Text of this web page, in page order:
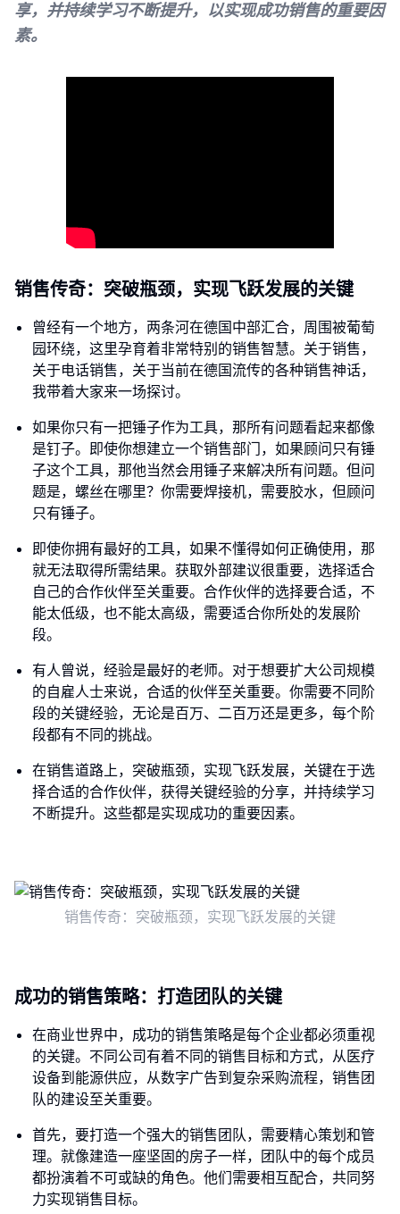
享，并持续学习不断提升，以实现成功销售的重要因
素。
销售传奇：突破瓶颈，实现飞跃发展的关键
曾经有一个地方，两条河在德国中部汇合，周围被葡萄
园环绕，这里孕育着非常特别的销售智慧。关于销售，
关于电话销售，关于当前在德国流传的各种销售神话，
我带着大家来一场探讨。
如果你只有一把锤子作为工具，那所有问题看起来都像
是钉子。即使你想建立一个销售部门，如果顾问只有锤
子这个工具，那他当然会用锤子来解决所有问题。但问
题是，螺丝在哪里？你需要焊接机，需要胶水，但顾问
只有锤子。
即使你拥有最好的工具，如果不懂得如何正确使用，那
就无法取得所需结果。获取外部建议很重要，选择适合
自己的合作伙伴至关重要。合作伙伴的选择要合适，不
能太低级，也不能太高级，需要适合你所处的发展阶
段。
有人曾说，经验是最好的老师。对于想要扩大公司规模
的自雇人士来说，合适的伙伴至关重要。你需要不同阶
段的关键经验，无论是百万、二百万还是更多，每个阶
段都有不同的挑战。
在销售道路上，突破瓶颈，实现飞跃发展，关键在于选
择合适的合作伙伴，获得关键经验的分享，并持续学习
不断提升。这些都是实现成功的重要因素。
销售传奇：突破瓶颈，实现飞跃发展的关键
成功的销售策略：打造团队的关键
在商业世界中，成功的销售策略是每个企业都必须重视
的关键。不同公司有着不同的销售目标和方式，从医疗
设备到能源供应，从数字广告到复杂采购流程，销售团
队的建设至关重要。
首先，要打造一个强大的销售团队，需要精心策划和管
理。就像建造一座坚固的房子一样，团队中的每个成员
都扮演着不可或缺的角色。他们需要相互配合，共同努
力实现销售目标。